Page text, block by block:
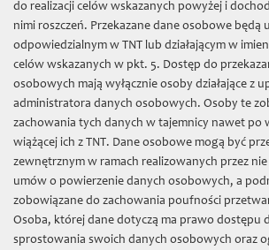
Towarzystwo Naukowe w Toruniu
Dzieje TNT
Artykuły na temat historii TNT
Pierwsze zebranie
Toruniu po zakończeniu II
Biuro TNT
Statut
Sprawozdania TNT
do realizacji celów wskazanych powyżej i
nimi roszczeń. Przekazane dane osobowe będą
odpowiedzialnym w TNT lub działającym w
celów wskazanych w pkt. 5. Dostęp do
osobowych mają wyłącznie osoby działające z
administratora danych osobowych. Osoby te
zachowania tych danych w tajemnicy nawet po
wiążącej ich z TNT. Dane osobowe mogą być
zewnętrznym w ramach realizowanych przez
umów o powierzenie danych osobowych, a
zobowiązane do zachowania poufności
Osoba, której dane dotyczą ma prawo dostępu
sprostowania swoich danych osobowych oraz